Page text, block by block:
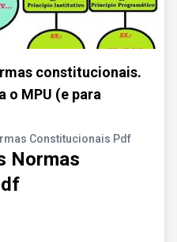
constitucionais.
o MPU (e para
Constitucionais Pdf
Normas